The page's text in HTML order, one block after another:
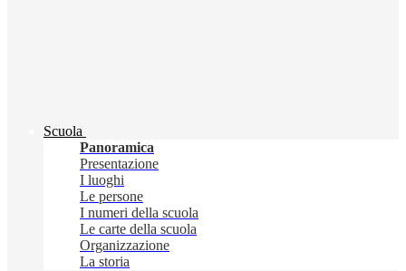
Scuola
Panoramica
Presentazione
I luoghi
Le persone
I numeri della scuola
Le carte della scuola
Organizzazione
La storia